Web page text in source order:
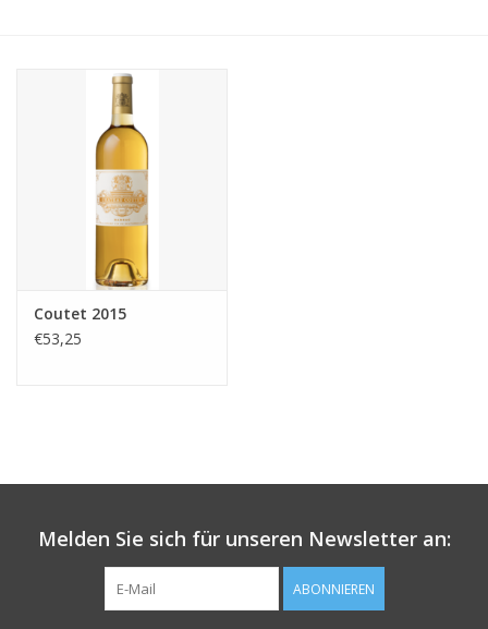
Coutet 2015
€53,25
Melden Sie sich für unseren Newsletter an:
ABONNIEREN